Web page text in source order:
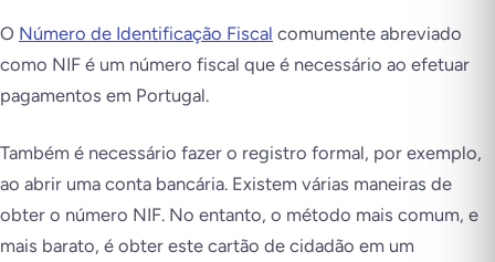
O Número de Identificação Fiscal comumente abreviado
como NIF é um número fiscal que é necessário ao efetuar
pagamentos em Portugal.
Também é necessário fazer o registro formal, por exemplo,
ao abrir uma conta bancária. Existem várias maneiras de
obter o número NIF. No entanto, o método mais comum, e
mais barato, é obter este cartão de cidadão em um